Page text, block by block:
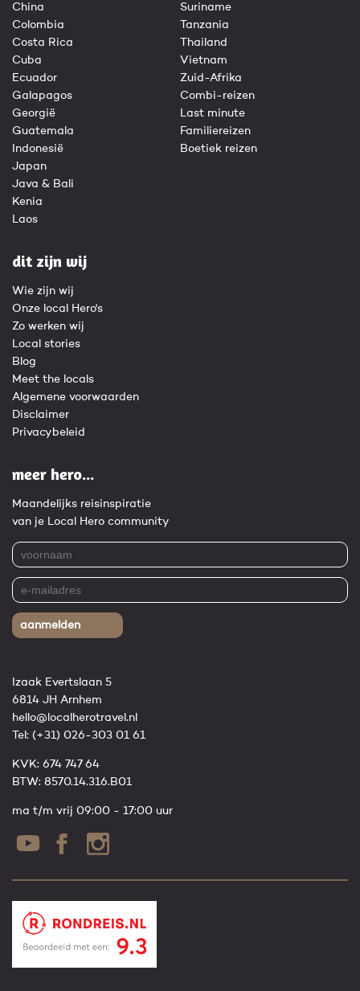
China
Colombia
Costa Rica
Cuba
Ecuador
Galapagos
Georgië
Guatemala
Indonesië
Japan
Java & Bali
Kenia
Laos
Suriname
Tanzania
Thailand
Vietnam
Zuid-Afrika
Combi-reizen
Last minute
Familiereizen
Boetiek reizen
dit zijn wij
Wie zijn wij
Onze local Hero's
Zo werken wij
Local stories
Blog
Meet the locals
Algemene voorwaarden
Disclaimer
Privacybeleid
meer hero...
Maandelijks reisinspiratie
van je Local Hero community
aanmelden
Izaak Evertslaan 5
6814 JH Arnhem
hello@localherotravel.nl
Tel: (+31) 026-303 01 61
KVK: 674 747 64
BTW: 8570.14.316.B01
ma t/m vrij 09:00 - 17:00 uur